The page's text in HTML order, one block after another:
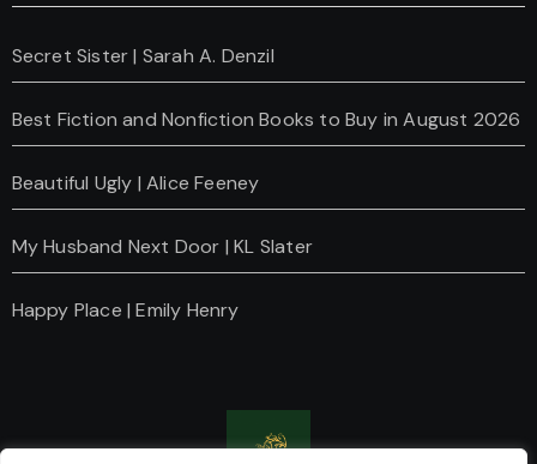
Secret Sister | Sarah A. Denzil
Best Fiction and Nonfiction Books to Buy in August 2026
Beautiful Ugly | Alice Feeney
My Husband Next Door | KL Slater
Happy Place | Emily Henry